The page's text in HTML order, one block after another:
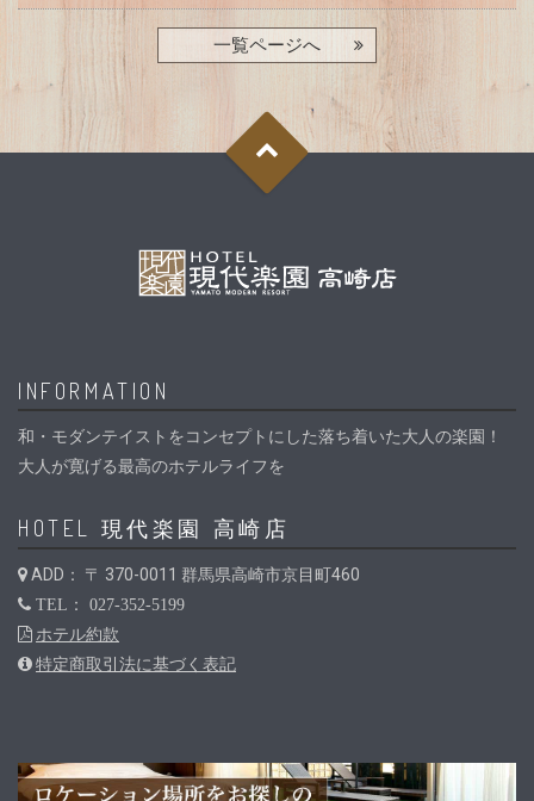
一覧ページへ
INFORMATION
和・モダンテイストをコンセプトにした落ち着いた大人の楽園！
大人が寛げる最高のホテルライフを
HOTEL 現代楽園 高崎店
ADD： 〒 370-0011 群馬県高崎市京目町460
TEL： 027-352-5199
ホテル約款
特定商取引法に基づく表記